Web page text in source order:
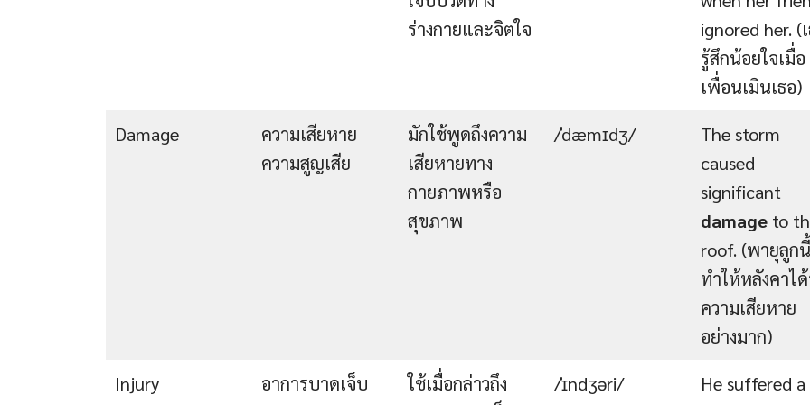
ร่างกายและจิตใจ
ignored her. (
รู้สึกน้อยใจเมื่อ
เพื่อนเมินเธอ)
Damage
ความเสียหาย
ความสูญเสีย
มักใช้พูดถึงความ
เสียหายทาง
กายภาพหรือ
สุขภาพ
/ˈdæmɪdʒ/
The storm
caused
significant
damage to
roof. (พายุลูกนี้
ทำให้หลังคาไ
ความเสียหาย
อย่างมาก)
Injury
อาการบาดเจ็บ
ใช้เมื่อกล่าวถึง
/ˈɪndʒəri/
He suffered a